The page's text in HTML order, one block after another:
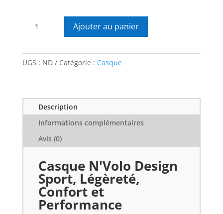
de
Paramoteur
Ajouter au panier
UGS : ND Catégorie : Casque
Description
Informations complémentaires
Avis (0)
Casque N'Volo Design
Sport, Légèreté,
Confort et
Performance